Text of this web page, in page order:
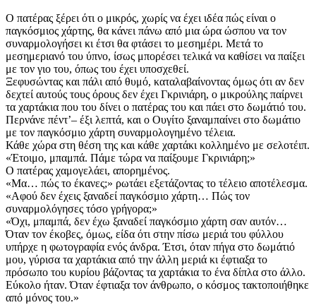
Ο πατέρας ξέρει ότι ο μικρός, χωρίς να έχει ιδέα πώς είναι ο
παγκόσμιος χάρτης, θα κάνει πάνω από μια ώρα ώσπου να τον
συναρμολογήσει κι έτσι θα φτάσει το μεσημέρι. Μετά το
μεσημεριανό του ύπνο, ίσως μπορέσει τελικά να καθίσει να παίξει
με τον γιο του, όπως του έχει υποσχεθεί.
Ξεφυσώντας και πάλι από θυμό, καταλαβαίνοντας όμως ότι αν δεν
δεχτεί αυτούς τους όρους δεν έχει Γκρινιάρη, ο μικρούλης παίρνει
τα χαρτάκια που του δίνει ο πατέρας του και πάει στο δωμάτιό του.
Περνάνε πέντ’– έξι λεπτά, και ο Ουγίτο ξαναμπαίνει στο δωμάτιο
με τον παγκόσμιο χάρτη συναρμολογημένο τέλεια.
Κάθε χώρα στη θέση της και κάθε χαρτάκι κολλημένο με σελοτέιπ.
«Έτοιμο, μπαμπά. Πάμε τώρα να παίξουμε Γκρινιάρη;»
Ο πατέρας χαμογελάει, απορημένος.
«Μα… πώς το έκανες;» ρωτάει εξετάζοντας το τέλειο αποτέλεσμα.
«Αφού δεν έχεις ξαναδεί παγκόσμιο χάρτη… Πώς τον
συναρμολόγησες τόσο γρήγορα;»
«Όχι, μπαμπά, δεν έχω ξαναδεί παγκόσμιο χάρτη σαν αυτόν…
Όταν τον έκοβες, όμως, είδα ότι στην πίσω μεριά του φύλλου
υπήρχε η φωτογραφία ενός άνδρα. Έτσι, όταν πήγα στο δωμάτιό
μου, γύρισα τα χαρτάκια από την άλλη μεριά κι έφτιαξα το
πρόσωπο του κυρίου βάζοντας τα χαρτάκια το ένα δίπλα στο άλλο.
Εύκολο ήταν. Όταν έφτιαξα τον άνθρωπο, ο κόσμος τακτοποιήθηκε
από μόνος του.»